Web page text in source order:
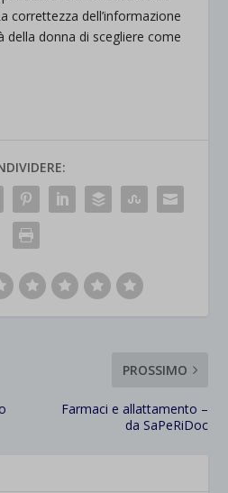
correttezza dell’informazione
della donna di scegliere come
PROSSIMO
Farmaci e allattamento –
da SaPeRiDoc